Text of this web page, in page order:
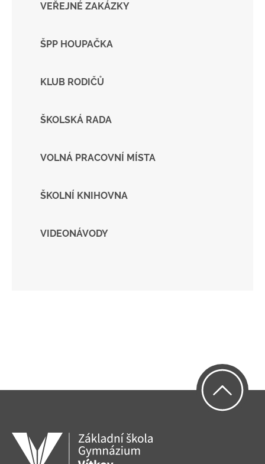
VEŘEJNÉ ZAKÁZKY
ŠPP HOUPAČKA
KLUB RODIČŮ
ŠKOLSKÁ RADA
VOLNÁ PRACOVNÍ MÍSTA
ŠKOLNÍ KNIHOVNA
VIDEONÁVODY